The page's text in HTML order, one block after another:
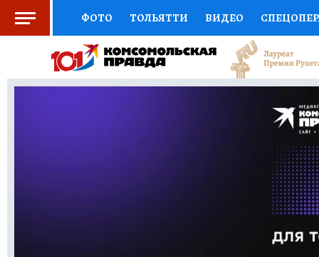
ФОТО ТОЛЬЯТТИ ВИДЕО
СОЦПОДДЕРЖКА НАУКА СПОРТ
ВЫБОР ЭКСПЕРТОВ ДОКТОР
ПРОГНОЗЫ НА СПОРТ